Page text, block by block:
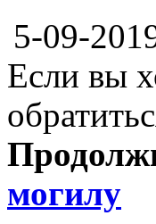
5-09-
Если вы
могилу